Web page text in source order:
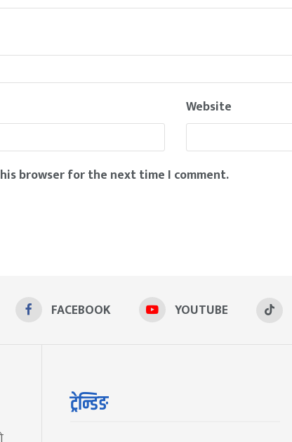
Website
browser for the next time I comment.
FACEBOOK YOUTUBE
ट्रेन्डिङ